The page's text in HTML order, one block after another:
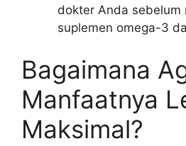
dokter Anda sebelum
suplemen omega-3
Bagaimana
Manfaatnya
Maksimal?